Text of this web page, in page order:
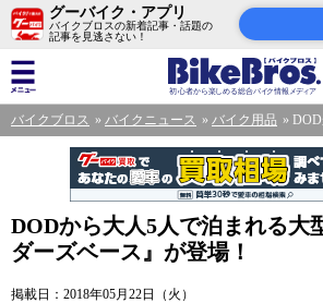
グーバイク・アプリ
バイクブロスの新着記事・話題の
記事を見逃さない！
バイクブロス バイクニュース バイク用品
DODから大人5人で泊まれる大
ダーズベース』が登場！
掲載日：2018年05月22日（火）